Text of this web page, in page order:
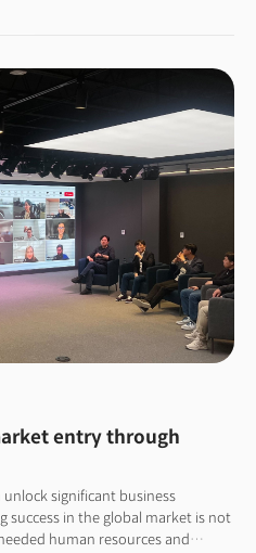
리의 스타트업과 투자 생태계가
어 "다만 지역적으로 마이크로소프트
업들이 유입, 투자가 이뤄지고 있고,
머 브랜드, 보스턴은 바이오 엔지니어링
가 진행되고 있는 것을 목격하고
스타트업 생태계가 조성되고 있다는
애틀랜타를 더욱 주목받을 지역이라고
이 이어질 수 있고, 리쇼어링이 더 많이
장에서 애틀랜타는 리쇼어링에 강점이
강점 때문에 애틀랜타의 물류는
"물류를 중심으로 한 실리콘밸리화가
빌리에 집중된 투자 환경은 과거로
. 그는 "실리콘밸리의 VC는 지역적
하려는 경향이 다시 등장하고 있다. '백
등 삼박자가 맞물려야 한다"고
entry through
significant business
success in the global market is not
human resources and